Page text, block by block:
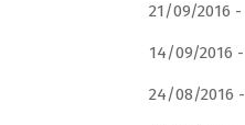
21/09/2016 -
14/09/2016 -
24/08/2016 -